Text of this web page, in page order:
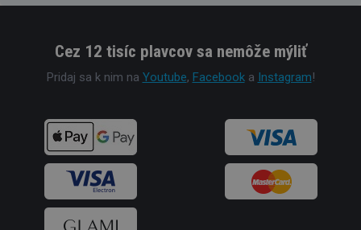
Cez 12 tisíc plavcov sa nemôže mýliť
Pridaj sa k nim na Youtube, Facebooka Instagram!